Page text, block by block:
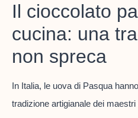
Il cioccolato
cucina: una
non spreca
In Italia, le uova di Pasqua
tradizione artigianale dei